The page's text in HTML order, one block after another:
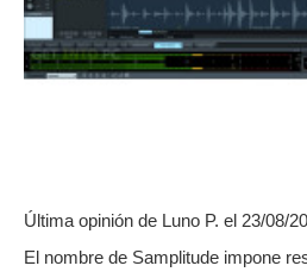
Última opinión de Luno P. el 23/08/
El nombre de Samplitude impone